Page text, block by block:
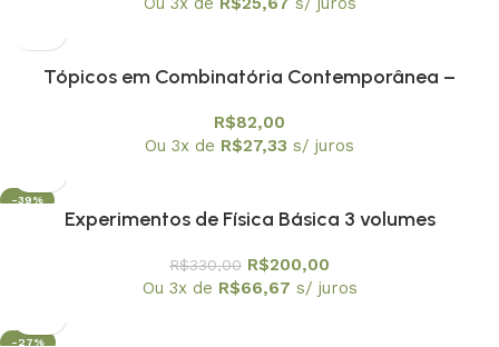
Tópicos em Combinatória Contemporânea –
R$82,00
Ou 3x de R$27,33 s/ juros
-39%
Experimentos de Física Básica 3 volumes
R$330,00 R$200,00
Ou 3x de R$66,67 s/ juros
-27%